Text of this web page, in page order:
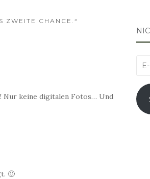
ZWEITE CHANCE.“
Nur keine digitalen Fotos… Und
🙂
E-